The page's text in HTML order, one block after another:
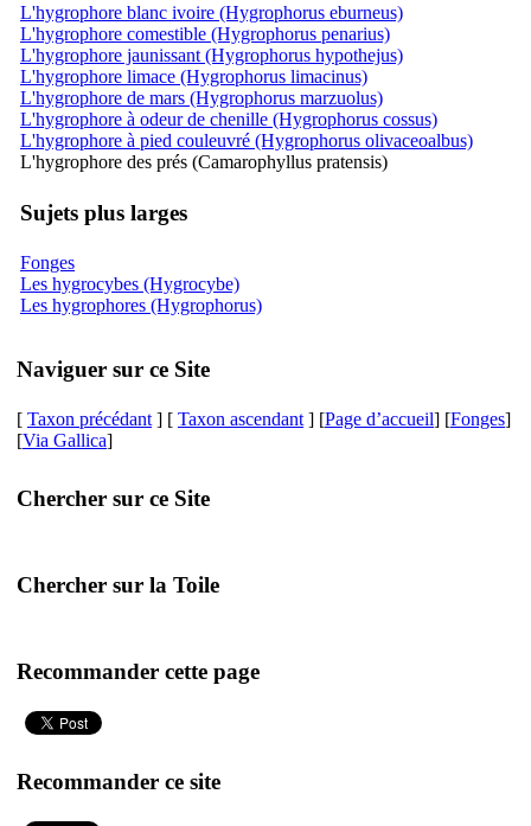
L'hygrophore blanc ivoire (Hygrophorus eburneus)
L'hygrophore comestible (Hygrophorus penarius)
L'hygrophore jaunissant (Hygrophorus hypothejus)
L'hygrophore limace (Hygrophorus limacinus)
L'hygrophore de mars (Hygrophorus marzuolus)
L'hygrophore à odeur de chenille (Hygrophorus cossus)
L'hygrophore à pied couleuvré (Hygrophorus olivaceoalbus)
L'hygrophore des prés (Camarophyllus pratensis)
Sujets plus larges
Fonges
Les hygrocybes (Hygrocybe)
Les hygrophores (Hygrophorus)
Naviguer sur ce Site
[ Taxon précédant ] [ Taxon ascendant ] [Page d’accueil] [Fonges]
[Via Gallica]
Chercher sur ce Site
Chercher sur la Toile
Recommander cette page
Recommander ce site